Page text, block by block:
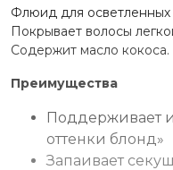
Флюид для осветленных
Покрывает волосы
Содержит масло кокоса.
Преимущества
Поддерживает
оттенки блонд»
Запаивает